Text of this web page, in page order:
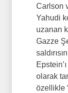
Carlson
Yahudi
uzanan
Gazze
olarak
özellikle